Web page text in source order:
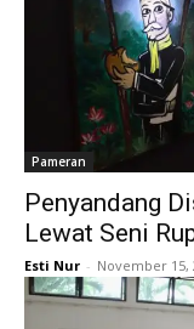
Pameran
Penyandang
Lewat Seni
Esti Nur - November 15,